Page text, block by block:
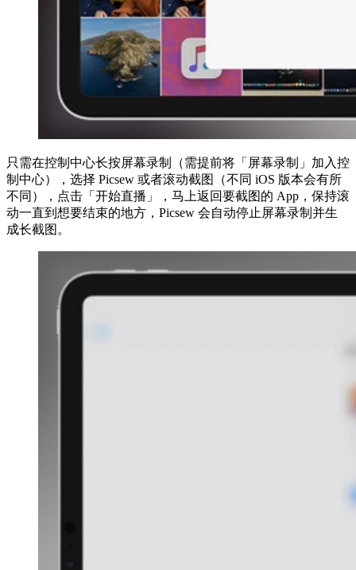
只需在控制中心长按屏幕录制（需提前将「屏幕录制」加入控
制中心），选择 Picsew 或者滚动截图（不同 iOS 版本会有所
不同），点击「开始直播」，马上返回要截图的 App，保持滚
动一直到想要结束的地方，Picsew 会自动停止屏幕录制并生
成长截图。